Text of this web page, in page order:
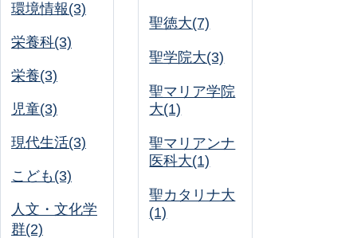
環境情報(3)
栄養科(3)
栄養(3)
児童(3)
現代生活(3)
こども(3)
人文・文化学
群(2)
聖徳大(7)
聖学院大(3)
聖マリア学院
大(1)
聖マリアンナ
医科大(1)
聖カタリナ大
(1)